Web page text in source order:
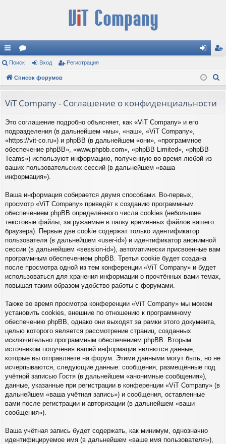
с
ы
и
ор
ум д ис
ац
Поиск Вход Регистрация
Список форумов
ViT Company - Соглашение о конфиденциальности
Это соглашение подробно объясняет, как «ViT Company» и его
подразделения (в дальнейшем «мы», «наш», «ViT Company»,
«https://vit-co.ru») и phpBB (в дальнейшем «они», «программное
обеспечение phpBB», «www.phpbb.com», «phpBB Limited», «phpBB
Teams») используют информацию, полученную во время любой из
ваших пользовательских сессий (в дальнейшем «ваша
информация»).
Ваша информация собирается двумя способами. Во-первых,
просмотр «ViT Company» приведёт к созданию программным
обеспечением phpBB определённого числа cookies (небольшие
текстовые файлы, загружаемые в папку временных файлов вашего
браузера). Первые две cookie содержат только идентификатор
пользователя (в дальнейшем «user-id») и идентификатор анонимной
сессии (в дальнейшем «session-id»), автоматически присвоенные вам
программным обеспечением phpBB. Третья cookie будет создана
после просмотра одной из тем конференции «ViT Company» и будет
использоваться для хранения информации о прочтённых вами темах,
повышая таким образом удобство работы с форумами.
Также во время просмотра конференции «ViT Company» мы можем
установить cookies, внешние по отношению к программному
обеспечению phpBB, однако они выходят за рамки этого документа,
целью которого является рассмотрение страниц, созданных
исключительно программным обеспечением phpBB. Вторым
источником получения вашей информации являются данные,
которые вы отправляете на форум. Этими данными могут быть, но не
исчерпываются, следующие данные: сообщения, размещённые под
учётной записью Гостя (в дальнейшем «анонимные сообщения»),
данные, указанные при регистрации в конференции «ViT Company» (в
дальнейшем «ваша учётная запись») и сообщения, оставленные
вами после регистрации и авторизации (в дальнейшем «ваши
сообщения»).
Ваша учётная запись будет содержать, как минимум, однозначно
идентифицируемое имя (в дальнейшем «ваше имя пользователя»),